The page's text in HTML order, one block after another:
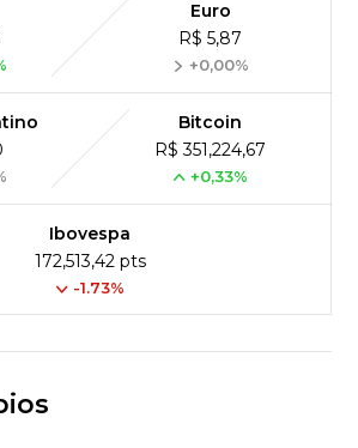
Euro
R$ 5,87
+0,00%
Bitcoin
R$ 351,224,67
+0,33%
Ibovespa
172,513,42 pts
-1.73%